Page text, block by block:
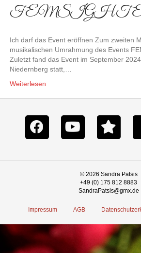
FEMSIGHT
Ich darf das Event eröffnen Zum zweiten
musikalischen Umrahmung des Events
Zuletzt fand das Event im September
Niedernberg statt,…
Weiterlesen
© 2026 Sandra Patsis
+49 (0) 175 812 8883
SandraPatsis@gmx.de
Impressum AGB